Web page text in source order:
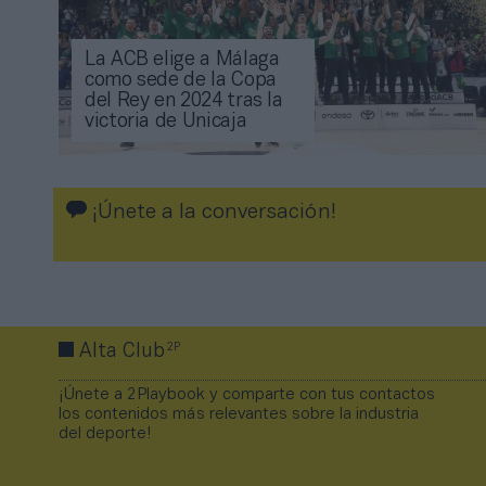
La ACB elige a Málaga
como sede de la Copa
del Rey en 2024 tras la
victoria de Unicaja
¡Únete a la conversación!
Alta Club2P
¡Únete a 2Playbook y comparte con tus contactos
los contenidos más relevantes sobre la industria
del deporte!